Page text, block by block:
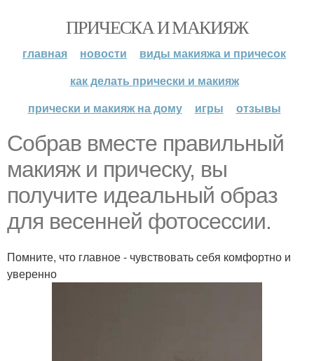
ПРИЧЕСКА И МАКИЯЖ
главная новости
виды макияжа и причесок
как делать прически и макияж
прически и макияж на дому
игры отзывы
Собрав вместе правильный
макияж и прическу, вы
получите идеальный образ
для весенней фотосессии.
Помните, что главное - чувствовать себя комфортно и
уверенно